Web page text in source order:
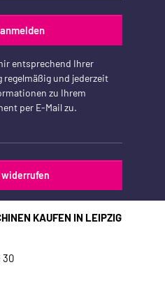
entsprechend Ihrer
regelmäßig und jederzeit
zu Ihrem
per E-Mail zu.
KAUFEN IN LEIPZIG
30